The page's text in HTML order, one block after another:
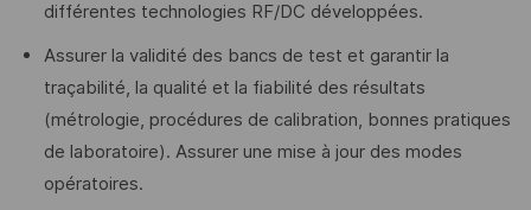
différentes technologies RF/DC développées.
Assurer la validité des bancs de test et garantir la
traçabilité, la qualité et la fiabilité des résultats
(métrologie, procédures de calibration, bonnes pratiques
de laboratoire). Assurer une mise à jour des modes
opératoires.